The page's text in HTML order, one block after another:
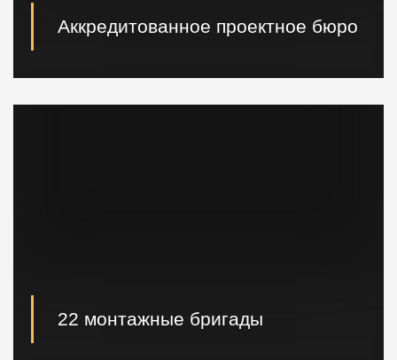
Аккредитованное проектное бюро
22 монтажные бригады